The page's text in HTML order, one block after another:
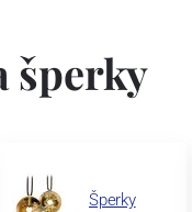
šperky
Šperky